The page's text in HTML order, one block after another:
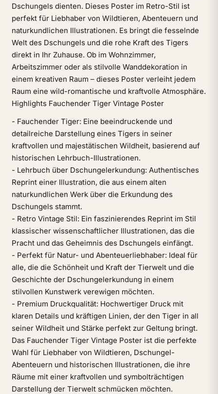
Dschungels dienten. Dieses Poster im Retro-Stil ist
perfekt für Liebhaber von Wildtieren, Abenteuern und
naturkundlichen Illustrationen. Es bringt die fesselnde
Welt des Dschungels und die rohe Kraft des Tigers
direkt in Ihr Zuhause. Ob im Wohnzimmer,
Arbeitszimmer oder als stilvolle Wanddekoration in
einem kreativen Raum – dieses Poster verleiht jedem
Raum eine wild-romantische und kraftvolle Atmosphäre.
Highlights Fauchender Tiger Vintage Poster
- Fauchender Tiger: Eine beeindruckende und
detailreiche Darstellung eines Tigers in seiner
kraftvollen und majestätischen Wildheit, basierend auf
historischen Lehrbuch-Illustrationen.
- Lehrbuch über Dschungelerkundung: Authentisches
Reprint einer Illustration, die aus einem alten
naturkundlichen Werk über die Erkundung des
Dschungels stammt.
- Retro Vintage Stil: Ein faszinierendes Reprint im Stil
klassischer wissenschaftlicher Illustrationen, das die
Pracht und das Geheimnis des Dschungels einfängt.
- Perfekt für Natur- und Abenteuerliebhaber: Ideal für
alle, die die Schönheit und Kraft der Tierwelt und die
Geschichte der Dschungelerkundung in einem
stilvollen Kunstwerk verewigen möchten.
- Premium Druckqualität: Hochwertiger Druck mit
klaren Details und kräftigen Linien, der den Tiger in all
seiner Wildheit und Stärke perfekt zur Geltung bringt.
Das Fauchender Tiger Vintage Poster ist die perfekte
Wahl für Liebhaber von Wildtieren, Dschungel-
Abenteuern und historischen Illustrationen, die ihre
Räume mit einer kraftvollen und symbolträchtigen
Darstellung der Tierwelt schmücken möchten.